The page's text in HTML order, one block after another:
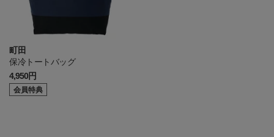
町田
保冷トートバッグ
4,950円
会員特典